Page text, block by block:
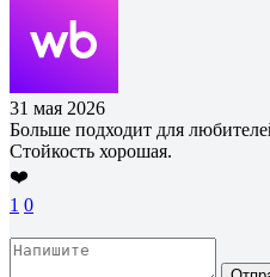
31 мая 2026
Больше подходит для
Стойкость хорошая.
❤️
1 0